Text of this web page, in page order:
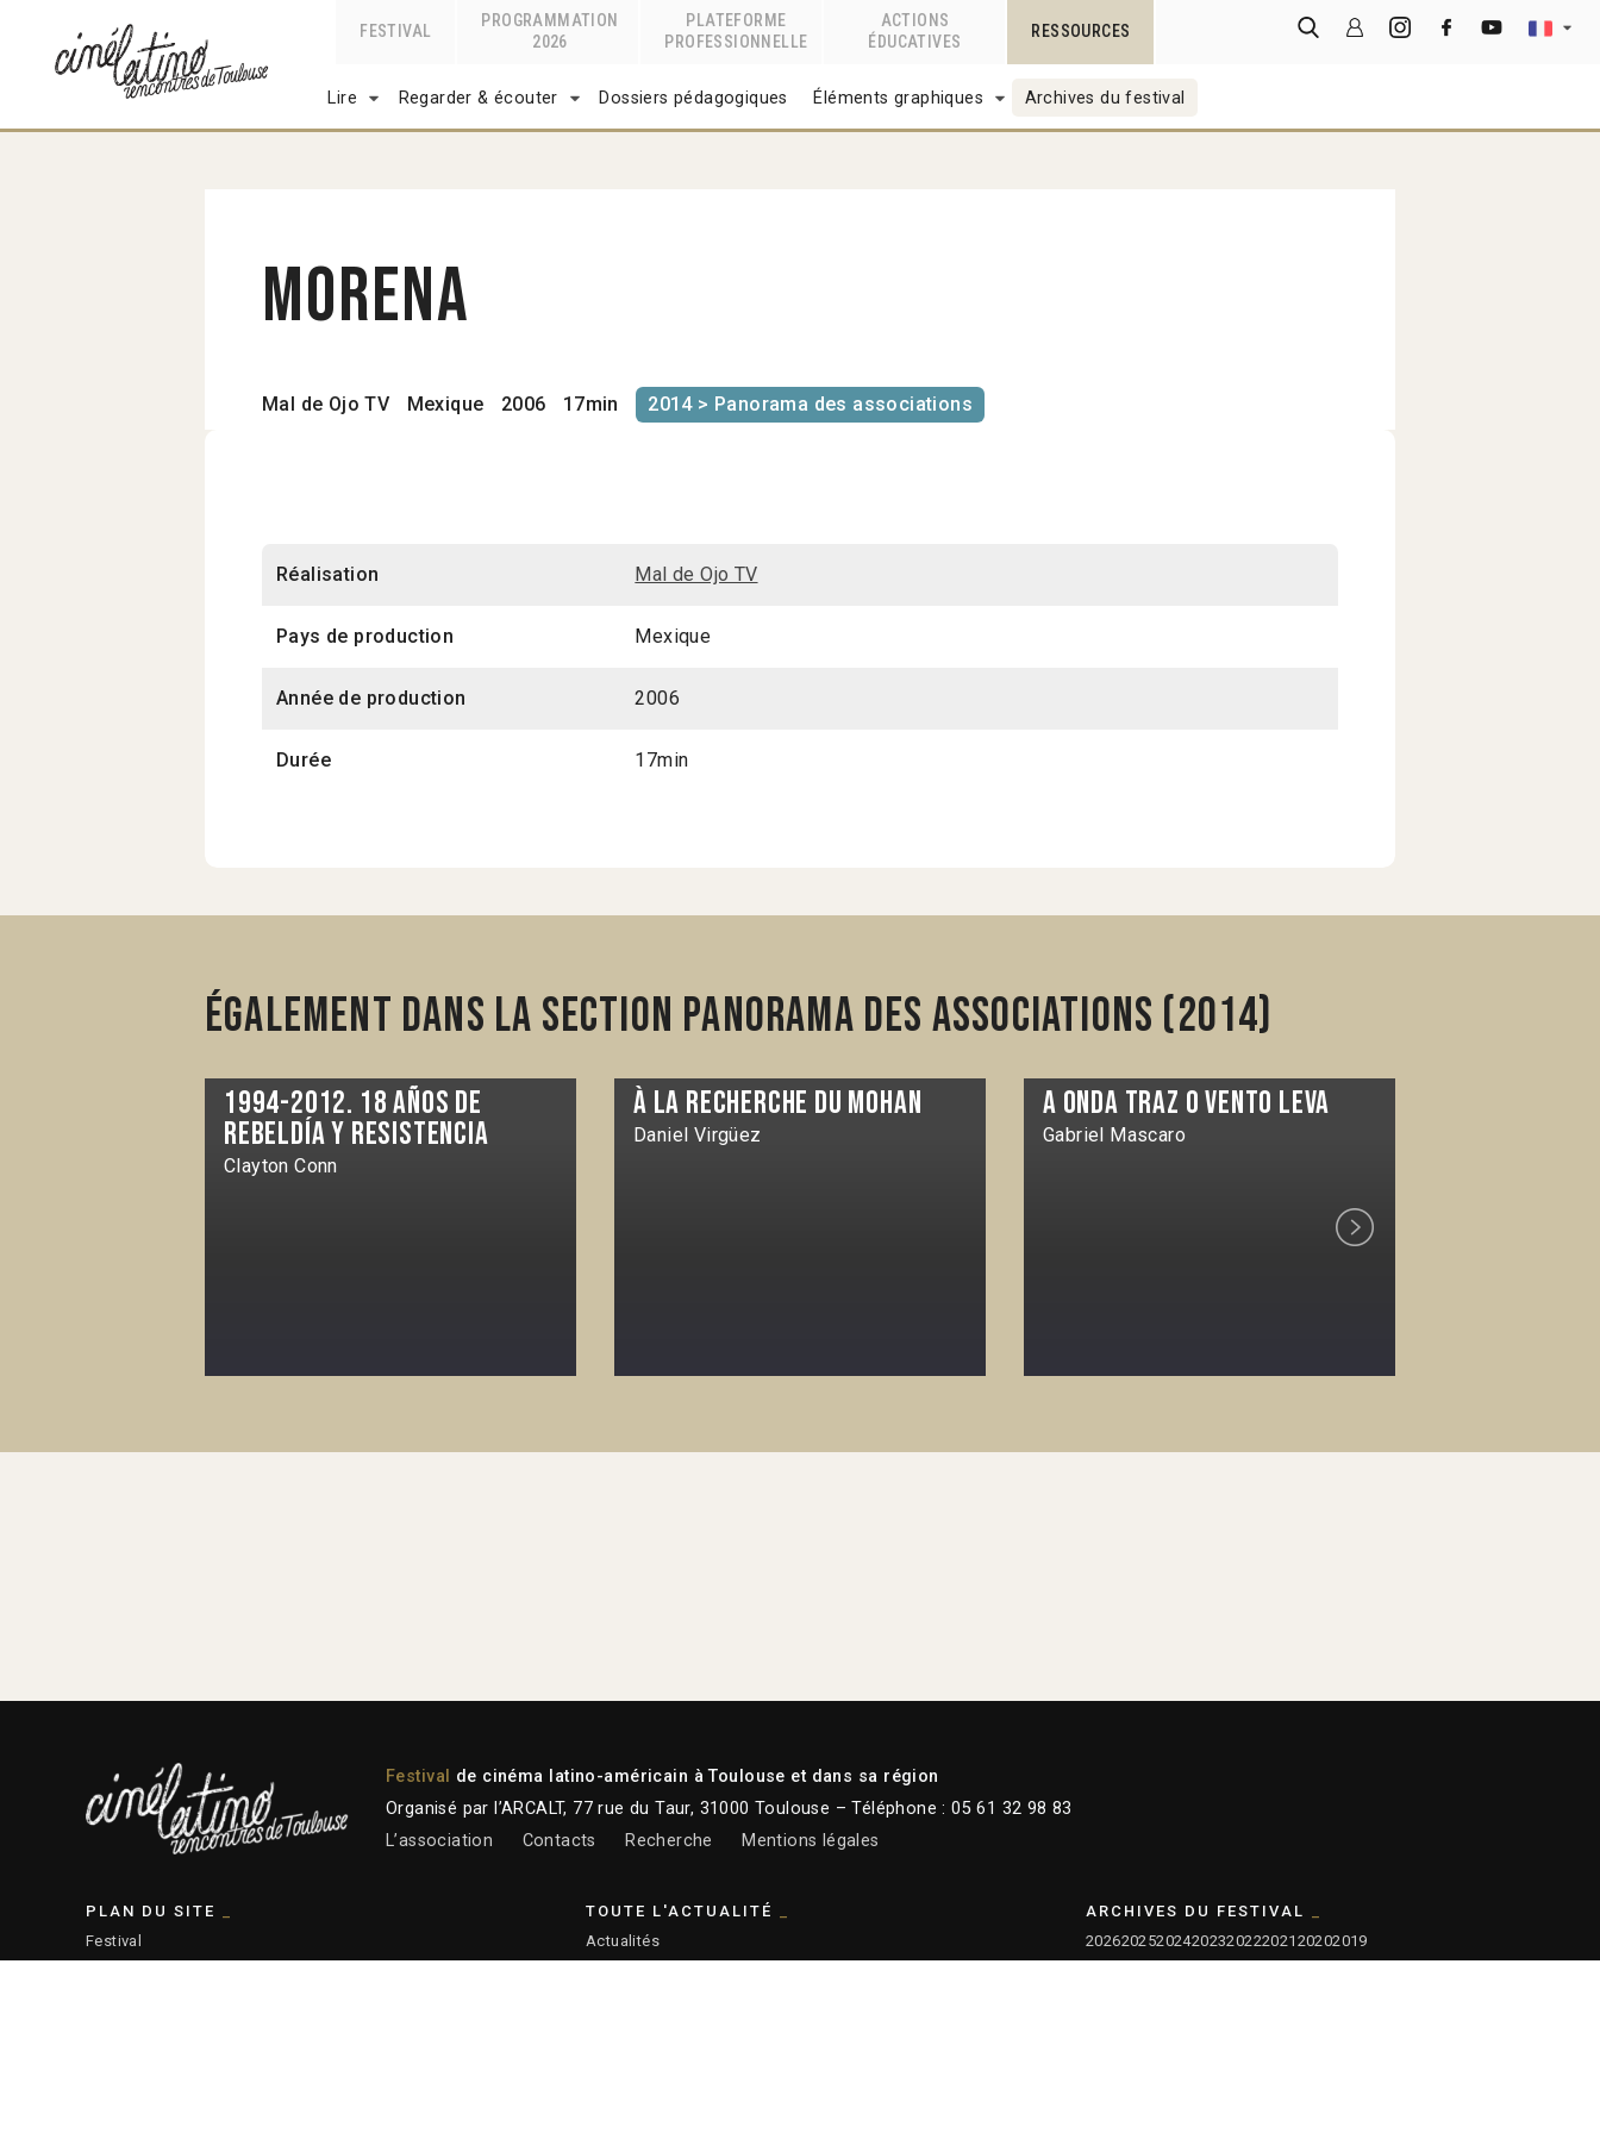
FESTIVAL
PROGRAMMATION
2026
PLATEFORME
PROFESSIONNELLE
ACTIONS
ÉDUCATIVES
RESSOURCES
Lire Regarder & écouter Dossiers pédagogiques Éléments graphiques Archives du festival
Morena
Mal de Ojo TV Mexique 2006 17min 2014 > Panorama des associations
Réalisation Mal de Ojo TV
Pays de production Mexique
Année de production 2006
Durée 17min
Également dans la section Panorama des associations (2014)
1994-2012. 18 años de
rebeldía y resistencia
Clayton Conn
À la recherche du Mohan
Daniel Virgüez
A onda traz o vento leva
Gabriel Mascaro
Next
Festival
de cinéma latino-américain à Toulouse et dans sa région
Organisé par l’ARCALT, 77 rue du Taur, 31000 Toulouse – Téléphone : 05 61 32 98 83
L’association
Contacts Recherche Mentions légales
PLAN DU SITE
Festival
TOUTE L'ACTUALITÉ
Actualités
ARCHIVES DU FESTIVAL
202620252024202320222021 20202019